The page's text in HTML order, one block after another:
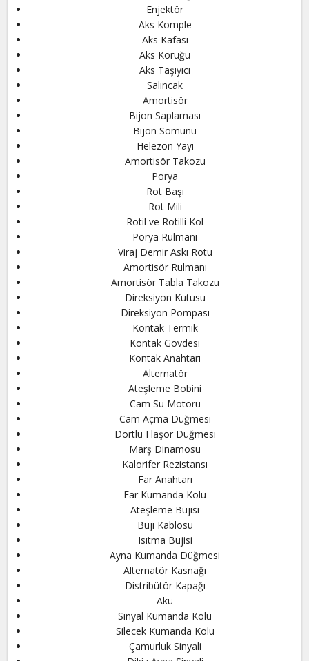
Enjektör
Aks Komple
Aks Kafası
Aks Körüğü
Aks Taşıyıcı
Salıncak
Amortisör
Bijon Saplaması
Bijon Somunu
Helezon Yayı
Amortisör Takozu
Porya
Rot Başı
Rot Mili
Rotil ve Rotilli Kol
Porya Rulmanı
Viraj Demir Askı Rotu
Amortisör Rulmanı
Amortisör Tabla Takozu
Direksiyon Kutusu
Direksiyon Pompası
Kontak Termik
Kontak Gövdesi
Kontak Anahtarı
Alternatör
Ateşleme Bobini
Cam Su Motoru
Cam Açma Düğmesi
Dörtlü Flaşör Düğmesi
Marş Dinamosu
Kalorifer Rezistansı
Far Anahtarı
Far Kumanda Kolu
Ateşleme Bujisi
Buji Kablosu
Isıtma Bujisi
Ayna Kumanda Düğmesi
Alternatör Kasnağı
Distribütör Kapağı
Akü
Sinyal Kumanda Kolu
Silecek Kumanda Kolu
Çamurluk Sinyali